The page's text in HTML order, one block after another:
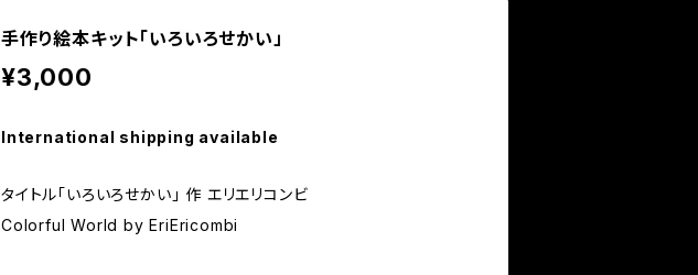
手作り絵本キット「いろいろせかい」
¥3,000
International shipping available
タイトル「いろいろせかい」 作 エリエリコンビ
Colorful World by EriEricombi